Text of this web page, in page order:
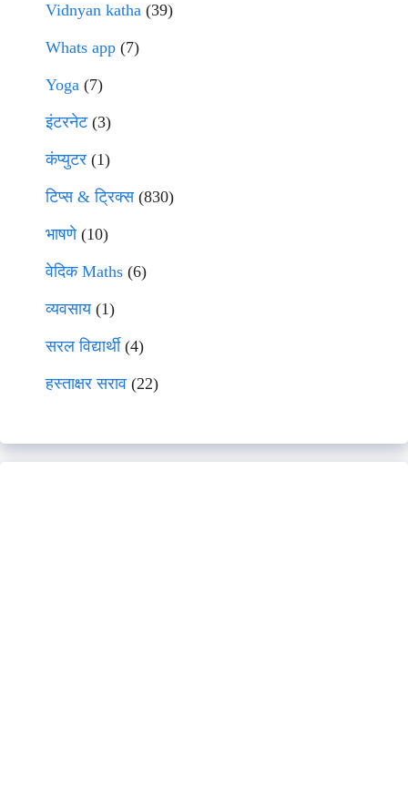
Vidnyan katha (39)
Whats app (7)
Yoga (7)
इंटरनेट(3)
कंप्युटर (1)
टिप्स & ट्रिक्स(830)
भाषणे(10)
वेदिक Maths (6)
व्यवसाय(1)
सरल विद्यार्थी(4)
हस्ताक्षर सराव (22)